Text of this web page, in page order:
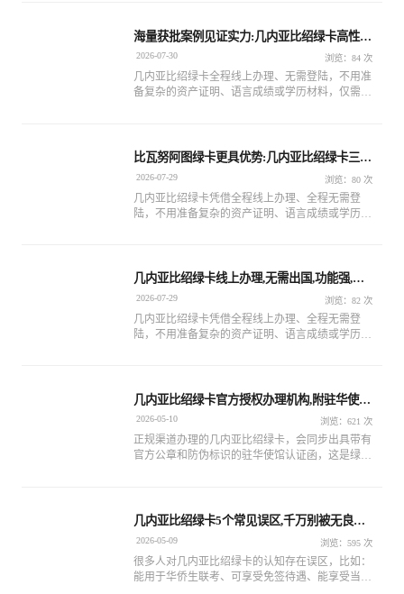
海量获批案例见证实力:几内亚比绍绿卡高性价
比身份首选
2026-07-30 浏览：84 次
几内亚比绍绿卡全程线上办理、无需登陆，不用准
备复杂的资产证明、语言成绩或学历材料，仅需提
比瓦努阿图绿卡更具优势:几内亚比绍绿卡三天
极速获批
2026-07-29 浏览：80 次
几内亚比绍绿卡凭借全程线上办理、全程无需登
陆，不用准备复杂的资产证明、语言成绩或学历材
几内亚比绍绿卡线上办理,无需出国,功能强,性
价比高
2026-07-29 浏览：82 次
几内亚比绍绿卡凭借全程线上办理、全程无需登
陆，不用准备复杂的资产证明、语言成绩或学历材
几内亚比绍绿卡官方授权办理机构,附驻华使馆
认证函
2026-05-10 浏览：621 次
正规渠道办理的几内亚比绍绿卡，会同步出具带有
官方公章和防伪标识的驻华使馆认证函，这是绿卡
几内亚比绍绿卡5个常见误区,千万别被无良中
介忽悠
2026-05-09 浏览：595 次
很多人对几内亚比绍绿卡的认知存在误区，比如：
能用于华侨生联考、可享受免签待遇、能享受当地